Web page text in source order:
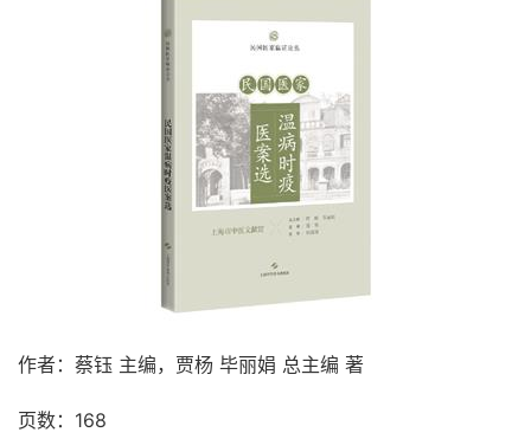
作者：蔡钰 主编，贾杨 毕丽娟 总主编 著
页数：168